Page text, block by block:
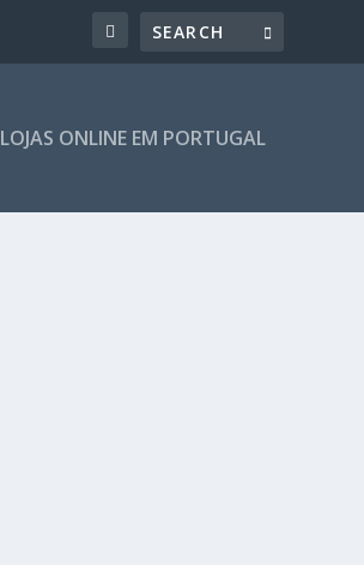
LOJAS ONLINE EM PORTUGAL